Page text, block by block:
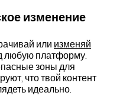
изменение
или изменяй
любую платформу.
зоны для
что твой контент
идеально.